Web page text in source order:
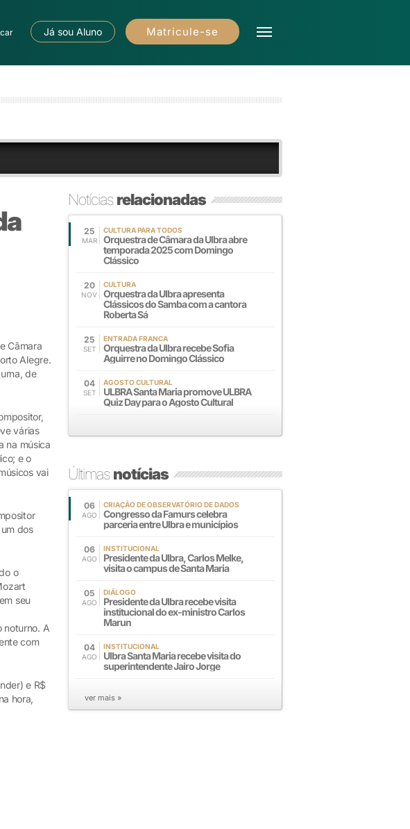
Já sou Aluno Matricule-se
Câmara
Alegre.
de
várias
na música
e o
vai
dos
o
seu
noturno. A
com
e R$
hora,
Notíciasrelacionadas
25
MAR
CULTURA PARA TODOS
Orquestra de Câmara da Ulbra abre
temporada 2025 com Domingo
Clássico
20
NOV
CULTURA
Orquestra da Ulbra apresenta
Clássicos do Samba com a cantora
Roberta Sá
25
SET
ENTRADA FRANCA
Orquestra da Ulbra recebe Sofia
Aguirre no Domingo Clássico
04
SET
AGOSTO CULTURAL
ULBRA Santa Maria promove ULBRA
Quiz Day para o Agosto Cultural
Últimasnotícias
06
AGO
CRIAÇÃO DE OBSERVATÓRIO DE DADOS
Congresso da Famurs celebra
parceria entre Ulbra e municípios
06
AGO
INSTITUCIONAL
Presidente da Ulbra, Carlos Melke,
visita o campus de Santa Maria
05
AGO
DIÁLOGO
Presidente da Ulbra recebe visita
institucional do ex-ministro Carlos
Marun
04
AGO
INSTITUCIONAL
Ulbra Santa Maria recebe visita do
superintendente Jairo Jorge
ver mais »